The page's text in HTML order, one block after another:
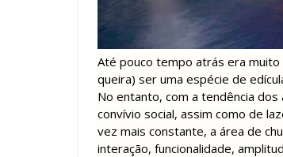
Até pouco tempo atrás era
queira) ser uma espécie de
No entanto, com a tendência
convívio social, assim como de
vez mais constante, a área de
interação, funcionalidade,